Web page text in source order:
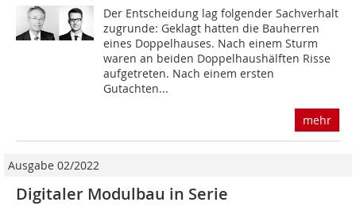
Der Entscheidung lag folgender Sachverhalt
zugrunde: Geklagt hatten die Bauherren
eines Doppelhauses. Nach einem Sturm
waren an beiden Doppelhaushälften Risse
aufgetreten. Nach einem ersten
Gutachten...
mehr
Ausgabe 02/2022
Digitaler Modulbau in Serie